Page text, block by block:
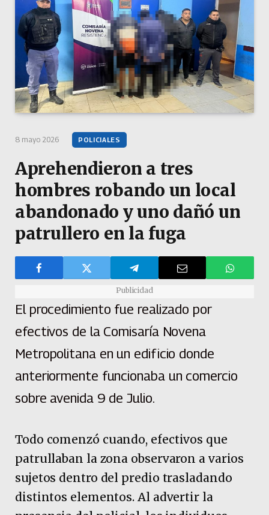
8 mayo 2026 POLICIALES
Aprehendieron a tres
hombres robando un local
abandonado y uno dañó un
patrullero en la fuga
Publicidad
El procedimiento fue realizado por
efectivos de la Comisaría Novena
Metropolitana en un edificio donde
anteriormente funcionaba un comercio
sobre avenida 9 de Julio.
Todo comenzó cuando, efectivos que
patrullaban la zona observaron a varios
sujetos dentro del predio trasladando
distintos elementos. Al advertir la